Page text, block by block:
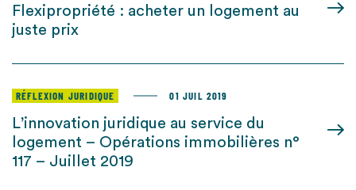
Flexipropriété : acheter un logement au
juste prix
RÉFLEXION JURIDIQUE 01 JUIL 2019
L’innovation juridique au service du
logement – Opérations immobilières n°
117 – Juillet 2019